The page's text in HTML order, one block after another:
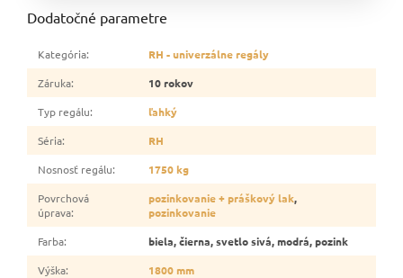
Dodatočné parametre
Kategória:
RH - univerzálne regály
Záruka:
10 rokov
Typ regálu:
ľahký
Séria:
RH
Nosnosť regálu:
1750 kg
Povrchová
úprava:
pozinkovanie + práškový lak,
pozinkovanie
Farba:
biela, čierna, svetlo sivá, modrá, pozink
Výška:
1800 mm